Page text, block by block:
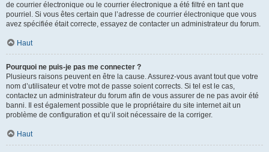
de courrier électronique ou le courrier électronique a été filtré en tant que
pourriel. Si vous êtes certain que l’adresse de courrier électronique que vous
avez spécifiée était correcte, essayez de contacter un administrateur du forum.
Haut
Pourquoi ne puis-je pas me connecter ?
Plusieurs raisons peuvent en être la cause. Assurez-vous avant tout que votre
nom d’utilisateur et votre mot de passe soient corrects. Si tel est le cas,
contactez un administrateur du forum afin de vous assurer de ne pas avoir été
banni. Il est également possible que le propriétaire du site internet ait un
problème de configuration et qu’il soit nécessaire de la corriger.
Haut